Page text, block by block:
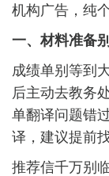
机构广告，纯
一、材料准备
成绩单别等到
后主动去教务
单翻译问题错
译，建议提前
推荐信千万别